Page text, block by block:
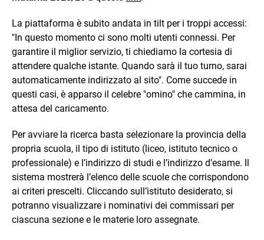
La piattaforma è subito andata in tilt per i troppi accessi:
"In questo momento ci sono molti utenti connessi. Per
garantire il miglior servizio, ti chiediamo la cortesia di
attendere qualche istante. Quando sarà il tuo turno, sarai
automaticamente indirizzato al sito". Come succede in
questi casi, è apparso il celebre "omino" che cammina, in
attesa del caricamento.
Per avviare la ricerca basta selezionare la provincia della
propria scuola, il tipo di istituto (liceo, istituto tecnico o
professionale) e l’indirizzo di studi e l’indirizzo d’esame. Il
sistema mostrerà l’elenco delle scuole che corrispondono
ai criteri prescelti. Cliccando sull’istituto desiderato, si
potranno visualizzare i nominativi dei commissari per
ciascuna sezione e le materie loro assegnate.